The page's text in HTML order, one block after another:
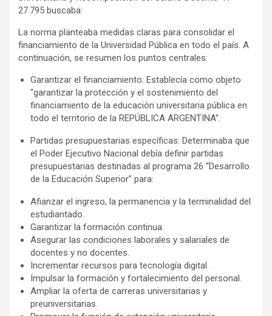
27.795 buscaba:
La norma planteaba medidas claras para consolidar el
financiamiento de la Universidad Pública en todo el país. A
continuación, se resumen los puntos centrales:
Garantizar el financiamiento: Establecía como objeto
“garantizar la protección y el sostenimiento del
financiamiento de la educación universitaria pública en
todo el territorio de la REPÚBLICA ARGENTINA”.
Partidas presupuestarias específicas: Determinaba que
el Poder Ejecutivo Nacional debía definir partidas
presupuestarias destinadas al programa 26 “Desarrollo
de la Educación Superior” para:
Afianzar el ingreso, la permanencia y la terminalidad del
estudiantado.
Garantizar la formación continua.
Asegurar las condiciones laborales y salariales de
docentes y no docentes.
Incrementar recursos para tecnología digital.
Impulsar la formación y fortalecimiento del personal.
Ampliar la oferta de carreras universitarias y
preuniversitarias.